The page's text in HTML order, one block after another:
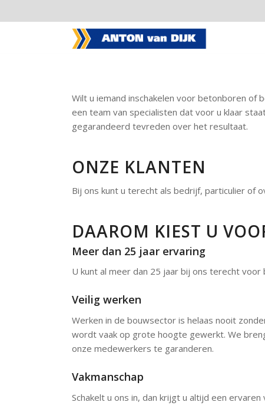
Wilt u iemand inschakelen voor betonboren of
een team van specialisten dat voor u klaar
gegarandeerd tevreden over het resultaat.
ONZE KLANTEN
Bij ons kunt u terecht als bedrijf, particulier of
DAAROM KIEST U
Meer dan 25 jaar ervaring
U kunt al meer dan 25 jaar bij ons terecht
Veilig werken
Werken in de bouwsector is helaas nooit
wordt vaak op grote hoogte gewerkt. We
onze medewerkers te garanderen.
Vakmanschap
Schakelt u ons in, dan krijgt u altijd een